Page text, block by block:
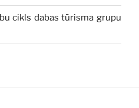
cikls dabas tūrisma grupu